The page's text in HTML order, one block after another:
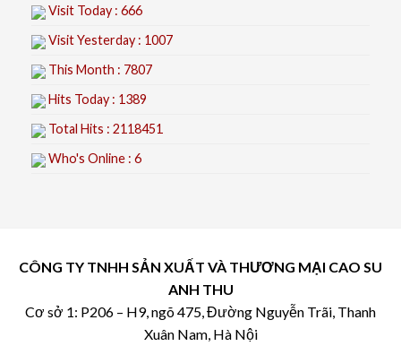
Visit Today : 666
Visit Yesterday : 1007
This Month : 7807
Hits Today : 1389
Total Hits : 2118451
Who's Online : 6
CÔNG TY TNHH SẢN XUẤT VÀ THƯƠNG MẠI CAO SU
ANH THU
Cơ sở 1: P206 – H9, ngõ 475, Đường Nguyễn Trãi, Thanh
Xuân Nam, Hà Nội